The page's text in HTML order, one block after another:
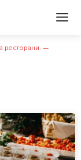
ресторани. —